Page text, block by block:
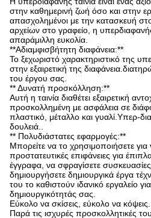
στην καθημερινή ζωή όσο και στην
απασχολημένοι με την κατασκευή
αρχείων στο γραφείο, η
απαράμιλλη ευκολία.
**Αδιαμφισβήτητη διαφάνεια:**
Το ξεχωριστό χαρακτηριστικό της
στην εξαιρετική της
του έργου σας.
** Δυνατή προσκόλληση:**
Αυτή η ταινία διαθέτει εξαιρετική
προσκολλημένη με ασφάλεια σε
πλαστικό, μέταλλο και γυαλί.Υπερ-
δουλειά..
** Πολυδιάστατες εφαρμογές:**
Μπορείτε να το χρησιμοποιήσετε
προστατευτικές επιφάνειες για
έγγραφα, να σφραγίσετε
δημιουργήσετε δημιουργικά έργα
του το καθιστούν ιδανικό εργαλείο
δημιουργικότητάς σας.
Εύκολο να σκίσεις, εύκολο να κόψεις.
Παρά τις ισχυρές προσκολλητικές